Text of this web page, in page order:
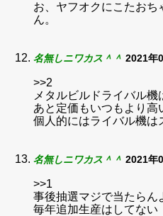
お、ヤフオクにこたお
ん。
名無しニワカス＾＾ 2021年
>>2
メタルビルドライバル
あと定価もいつもより高
個人的にはライバル機は
名無しニワカス＾＾ 2021年
>>1
事後抽選マジで当たらん
毎年追加生産はしてない